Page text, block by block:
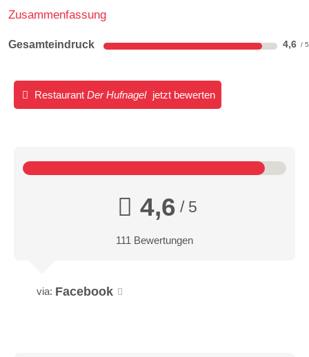
Zusammenfassung
Gesamteindruck 4,6
Restaurant Der Hufnagel jetzt bewerten
4,6 / 5
111 Bewertungen
via: Facebook